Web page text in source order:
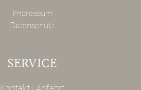
Impressum
Datenschutz
SERVICE
Kontakt | Anfahrt